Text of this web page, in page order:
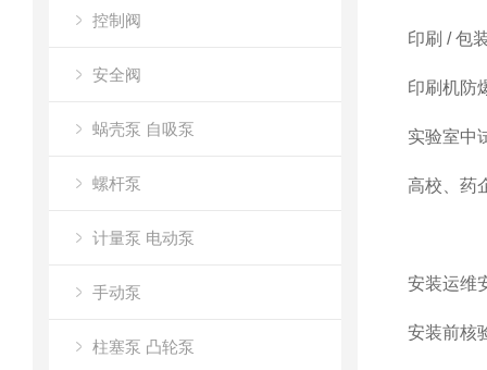
控制阀
安全阀
蜗壳泵 自吸泵
螺杆泵
计量泵 电动泵
手动泵
柱塞泵 凸轮泵
印刷 / 包
印刷机防
实验室中
高校、药
安装运维
安装前核